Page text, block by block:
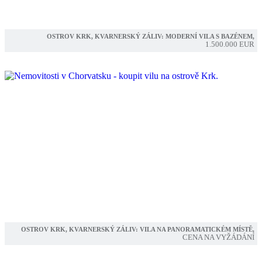
OSTROV KRK, KVARNERSKÝ ZÁLIV: MODERNÍ VILA S BAZÉNEM,
1.500.000 EUR
OSTROV KRK, KVARNERSKÝ ZÁLIV: VILA NA PANORAMATICKÉM MÍSTĚ,
CENA NA VYŽÁDÁNÍ